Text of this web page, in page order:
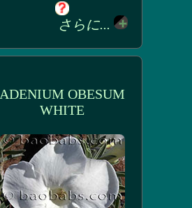
さらに...
ADENIUM OBESUM
WHITE